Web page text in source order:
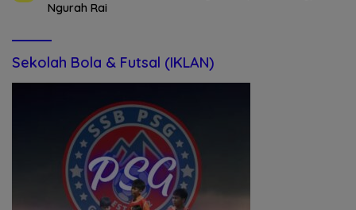
Ngurah Rai
Sekolah Bola & Futsal (IKLAN)